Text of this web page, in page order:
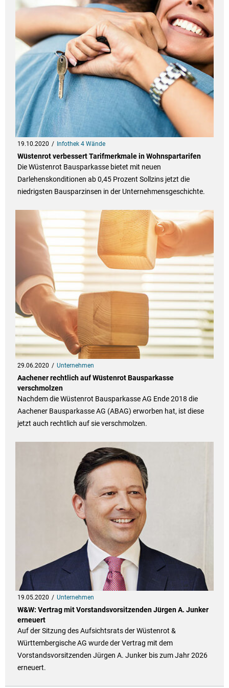
19.10.2020 Infothek 4 Wände
Wüstenrot verbessert Tarifmerkmale in Wohnspartarifen
Die Wüstenrot Bausparkasse bietet mit neuen
Darlehenskonditionen ab 0,45 Prozent Sollzins jetzt die
niedrigsten Bausparzinsen in der Unternehmensgeschichte.
29.06.2020 Unternehmen
Aachener rechtlich auf Wüstenrot Bausparkasse
verschmolzen
Nachdem die Wüstenrot Bausparkasse AG Ende 2018 die
Aachener Bausparkasse AG (ABAG) erworben hat, ist diese
jetzt auch rechtlich auf sie verschmolzen.
19.05.2020 Unternehmen
W&W: Vertrag mit Vorstandsvorsitzenden Jürgen A. Junker
erneuert
Auf der Sitzung des Aufsichtsrats der Wüstenrot &
Württembergische AG wurde der Vertrag mit dem
Vorstandsvorsitzenden Jürgen A. Junker bis zum Jahr 2026
erneuert.